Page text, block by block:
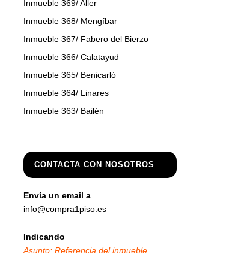
Inmueble 369/ Aller
Inmueble 368/ Mengíbar
Inmueble 367/ Fabero del Bierzo
Inmueble 366/ Calatayud
Inmueble 365/ Benicarló
Inmueble 364/ Linares
Inmueble 363/ Bailén
CONTACTA CON NOSOTROS
Envía un email a
info@compra1piso.es
Indicando
Asunto: Referencia del inmueble